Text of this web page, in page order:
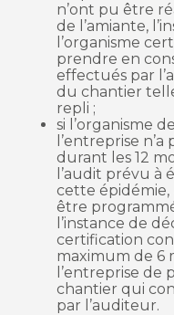
n’ont pu être
de l’amiante,
l’organisme
prendre en
effectués par
du chantier
repli ;
si l’organisme
l’entreprise
durant les 12
l’audit prévu à
cette
être
l’instance de
certification
maximum de 6
l’entreprise
chantier qui
par l’auditeur.